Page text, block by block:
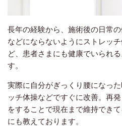
長年の経験から、施術後の日常
などにならないようにストレッ
ど、患者さまにも健康でいられ
す。
実際に自分がぎっくり腰になっ
ッチ体操などですぐに改善。再
をすることで現在まで維持でき
にも教えております。